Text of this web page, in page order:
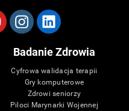
Badanie Zdrowia
Cyfrowa walidacja terapii
Gry komputerowe
Zdrowi seniorzy
Piloci Marynarki Wojennej